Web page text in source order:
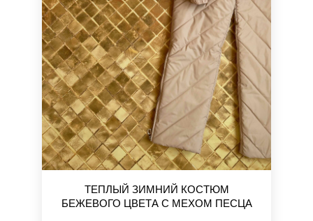
ТЕПЛЫЙ ЗИМНИЙ КОСТЮМ
БЕЖЕВОГО ЦВЕТА С МЕХОМ ПЕСЦА